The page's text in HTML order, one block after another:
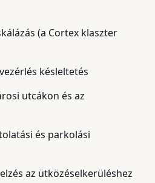
(a Cortex klaszter
késleltetés
utcákon és az
és parkolási
az ütközéselkerüléshez